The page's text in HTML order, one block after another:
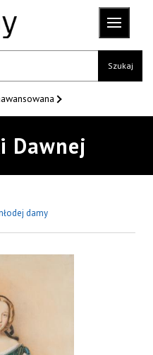
Szukaj
Dawnej
damy